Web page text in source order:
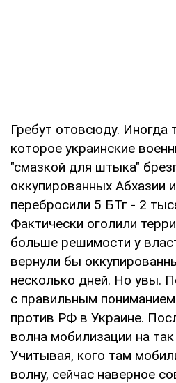
Гребут отовсюду. Иногда
которое украинские
"смазкой для штыка"
оккупированных Абхазии
перебросили 5 БТг - 2
Фактически оголили
больше решимости у
вернули бы
несколько дней. Но увы.
с правильным
против РФ в Украине.
волна мобилизации на
Учитывая, кого там
волну, сейчас наверное